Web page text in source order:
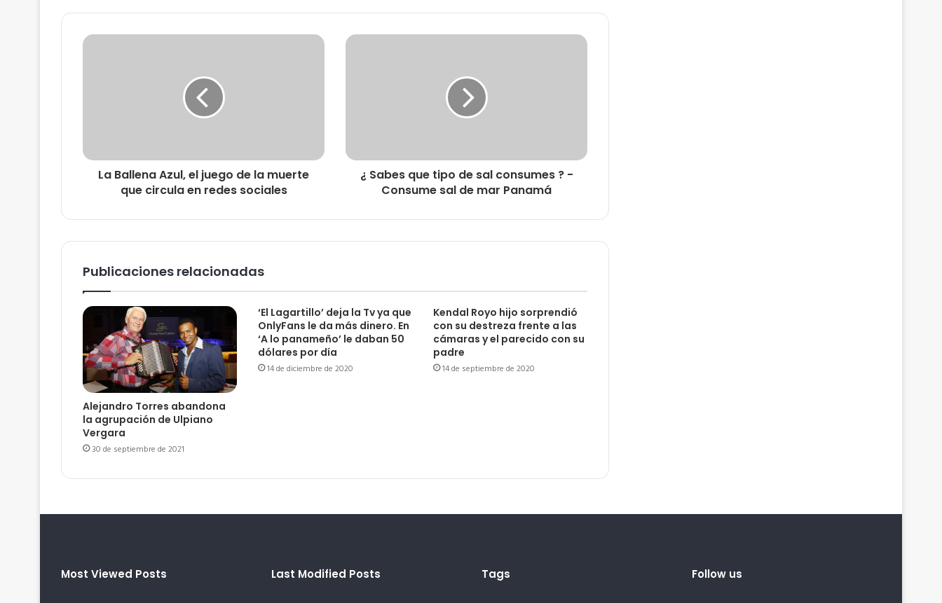
La Ballena Azul, el juego de la muerte
que circula en redes sociales
¿ Sabes que tipo de sal consumes ? -
Consume sal de mar Panamá
Publicaciones relacionadas
Alejandro Torres abandona
la agrupación de Ulpiano
Vergara
30 de septiembre de 2021
‘El Lagartillo’ deja la Tv ya que
OnlyFans le da más dinero. En
‘A lo panameño’ le daban 50
dólares por día
14 de diciembre de 2020
Kendal Royo hijo sorprendió
con su destreza frente a las
cámaras y el parecido con su
padre
14 de septiembre de 2020
Most Viewed Posts Last Modified Posts Tags Follow us